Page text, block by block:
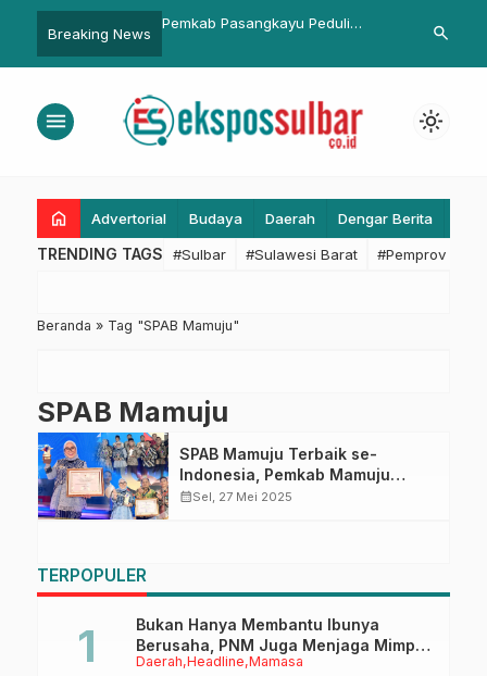
Breaking News
Siapkan SMK untuk
Pemkab Pasangkayu Peduli
Pemkesra
2025 oleh
search
menu light_mode
home Advertorial Budaya Daerah Dengar Berita
TRENDING TAGS #Sulbar #Sulawesi Barat #Pemprov
Beranda » Tag "SPAB Mamuju"
SPAB Mamuju
SPAB Mamuju Terbaik se-
Indonesia, Pemkab Mamuju
Terima Penghargaan dari
calendar_monthSel, 27 Mei 2025
TERPOPULER
Daerah Headline Mamasa
Bukan Hanya Membantu Ibunya
Berusaha, PNM Juga Menjaga Mimpi
Anaknya Untuk Menggapai Cita-Cita